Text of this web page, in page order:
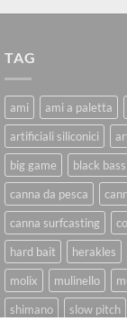
TAG
ami ami a paletta
artificiali siliconici
big game
black bass
canna da pesca
canna surfcasting
hard bait
herakles
molix
mulinello
shimano
slow pitch